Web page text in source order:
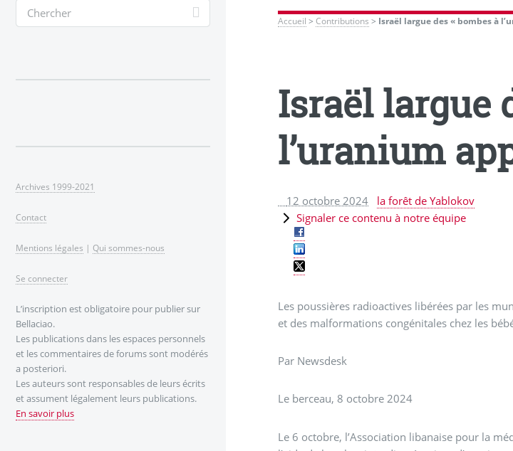
Accueil >Contributions > Israël largue des « bombes à
Israël largue
l’uranium
12 octobre 2024
la forêt de Yablokov
Signaler ce contenu à notre équipe
Les poussières radioactives libérées par les
et des malformations congénitales chez les
Par Newsdesk
Le berceau, 8 octobre 2024
Le 6 octobre, l’Association libanaise pour la
Archives 1999-2021
Contact
Mentions légales | Qui sommes-nous
Se connecter
L’inscription est obligatoire pour publier sur
Bellaciao.
Les publications dans les espaces personnels
et les commentaires de forums sont modérés
a posteriori.
Les auteurs sont responsables de leurs écrits
et assument légalement leurs publications.
En savoir plus